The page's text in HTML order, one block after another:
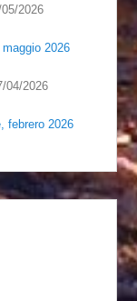
05/2026
2026
04/2026
febrero 2026